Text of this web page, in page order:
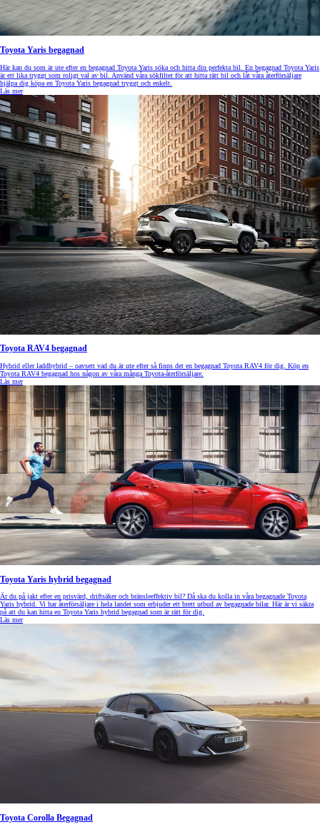
Toyota Yaris begagnad
Här kan du som är ute efter en begagnad Toyota Yaris söka och hitta din perfekta bil. En begagnad Toyota Yaris
är ett lika tryggt som roligt val av bil. Använd våra sökfilter för att hitta rätt bil och låt våra återförsäljare
hjälpa dig köpa en Toyota Yaris begagnad tryggt och enkelt.
Läs mer
Toyota RAV4 begagnad
Hybrid eller laddhybrid – oavsett vad du är ute efter så finns det en begagnad Toyota RAV4 för dig. Köp en
Toyota RAV4 begagnad hos någon av våra många Toyota-återförsäljare.
Läs mer
Toyota Yaris hybrid begagnad
Är du på jakt efter en prisvärd, driftsäker och bränsleeffektiv bil? Då ska du kolla in våra begagnade Toyota
Yaris hybrid. Vi har återförsäljare i hela landet som erbjuder ett brett utbud av begagnade bilar. Här är vi säkra
på att du kan hitta en Toyota Yaris hybrid begagnad som är rätt för dig.
Läs mer
Toyota Corolla Begagnad